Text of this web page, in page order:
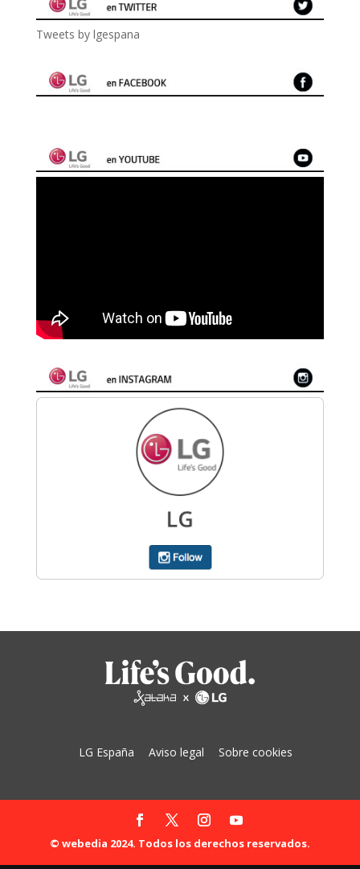
Tweets by lgespana
LG España Aviso legal Sobre cookies
© webedia 2024. Todos los derechos reservados.